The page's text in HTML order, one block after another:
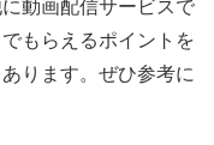
動画配信サービスで
もらえるポイントを
ります。ぜひ参考に